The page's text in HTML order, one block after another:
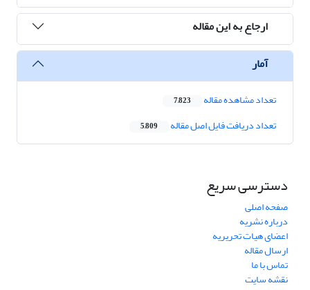
ارجاع به این مقاله
آمار
تعداد مشاهده مقاله 7,823
تعداد دریافت فایل اصل مقاله 5,809
دسترسی سریع
صفحه اصلی
درباره نشریه
اعضای هیات تحریریه
ارسال مقاله
تماس با ما
نقشه سایت